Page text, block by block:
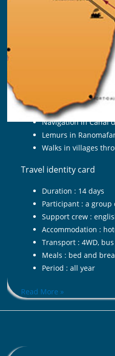
The beauty and the
Visit about
The picturesque
Manakara ;
Navigation in Canal
Lemurs in
Walks in villages
Travel identity card
Duration : 14 days
Participant : a group
Support crew :
Accommodation :
Transport : 4WD,
Meals : bed and
Period : all year
Read More »